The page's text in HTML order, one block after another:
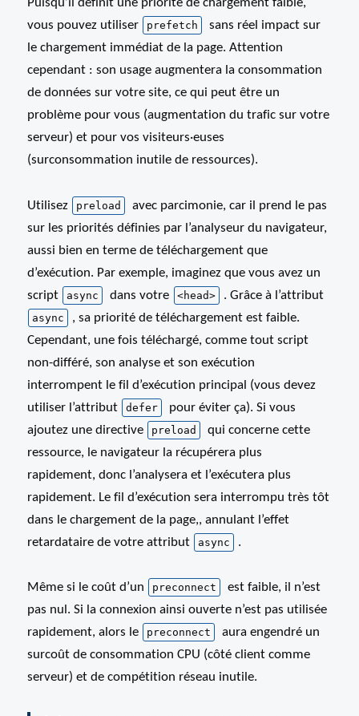
Puisqu’il définit une priorité de chargement faible,
vous pouvez utiliser
prefetch
sans réel impact sur
le chargement immédiat de la page. Attention
cependant : son usage augmentera la consommation
de données sur votre site, ce qui peut être un
problème pour vous (augmentation du trafic sur votre
serveur) et pour vos visiteurs·euses
(surconsommation inutile de ressources).
Utilisez preload
avec parcimonie, car il prend le pas
sur les priorités définies par l’analyseur du navigateur,
aussi bien en terme de téléchargement que
d’exécution. Par exemple, imaginez que vous avez un
script
async dans votre <head> . Grâce à l’attribut
async
, sa priorité de téléchargement est faible.
Cependant, une fois téléchargé, comme tout script
non-différé, son analyse et son exécution
interrompent le fil d’exécution principal (vous devez
utiliser l’attribut
defer
pour éviter ça). Si vous
ajoutez une directive
preload
qui concerne cette
ressource, le navigateur la récupérera plus
rapidement, donc l’analysera et l’exécutera plus
rapidement. Le fil d’exécution sera interrompu très tôt
dans le chargement de la page,, annulant l’effet
retardataire de votre attribut
async .
Même si le coût d’un preconnect
est faible, il n’est
pas nul. Si la connexion ainsi ouverte n’est pas utilisée
rapidement, alors le
preconnect
aura engendré un
surcoût de consommation CPU (côté client comme
serveur) et de compétition réseau inutile.